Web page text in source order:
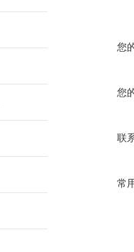
您
您
联
常